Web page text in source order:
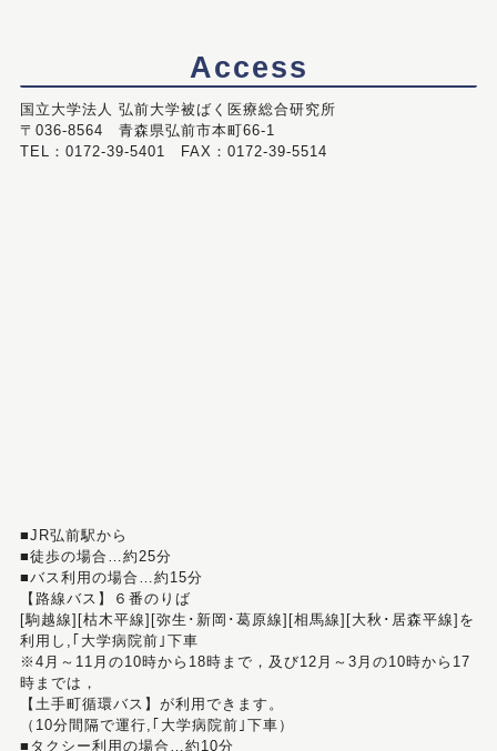
Access
国立大学法人 弘前大学被ばく医療総合研究所
〒036-8564 青森県弘前市本町66-1
TEL：0172-39-5401 FAX：0172-39-5514
■JR弘前駅から
■徒歩の場合…約25分
■バス利用の場合…約15分
【路線バス】６番のりば
[駒越線][枯木平線][弥生･新岡･葛原線][相馬線][大秋･居森平線]を
利用し,｢大学病院前｣下車
※4月～11月の10時から18時まで，及び12月～3月の10時から17
時までは，
【土手町循環バス】が利用できます。
（10分間隔で運行,｢大学病院前｣下車）
■タクシー利用の場合…約10分